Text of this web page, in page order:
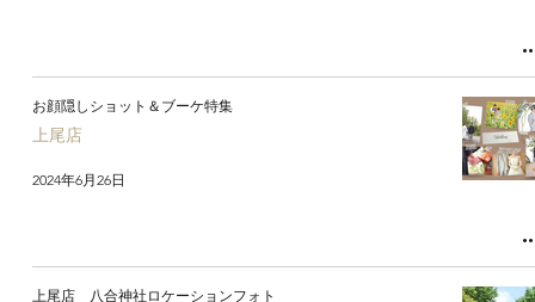
お顔隠しショット＆ブーケ特集
上尾店
2024年6月26日
上尾店 八合神社ロケーションフォト